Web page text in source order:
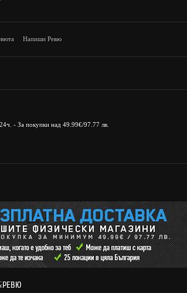
Напиши Ревю
- За покупки над 49.99€/97.77 лв.
РЕВЮ